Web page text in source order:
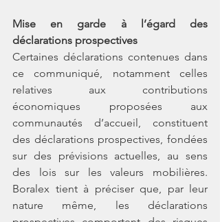
Mise en garde à l’égard des
déclarations prospectives
Certaines déclarations contenues dans
ce communiqué, notamment celles
relatives aux contributions
économiques  proposées  aux
communautés  d’accueil,  constituent
des déclarations prospectives, fondées
sur des prévisions actuelles, au sens
des lois sur les valeurs mobilières.
Boralex tient à préciser que, par leur
nature même, les déclarations